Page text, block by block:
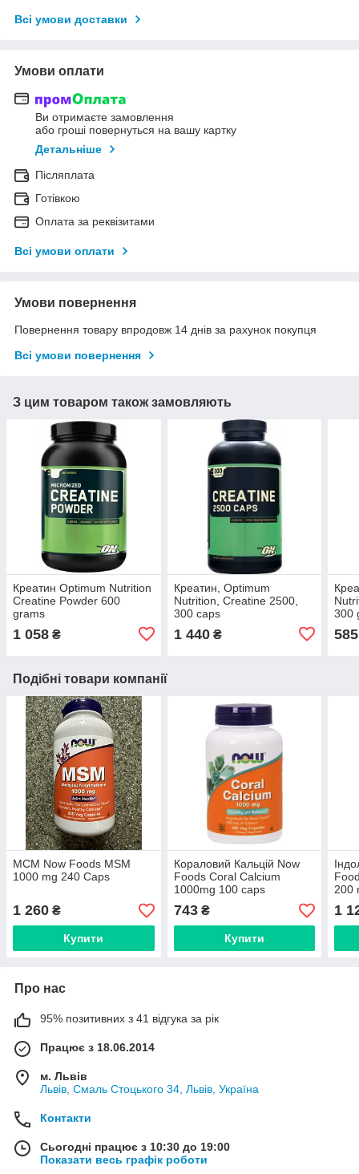
Всі умови доставки
Умови оплати
Ви отримаєте замовлення
або гроші повернуться на вашу картку
Детальніше
Післяплата
Готівкою
Оплата за реквізитами
Всі умови оплати
Умови повернення
Повернення товару впродовж 14 днів за рахунок покупця
Всі умови повернення
З цим товаром також замовляють
Креатин Optimum Nutrition
Creatine Powder 600
grams
1 058 ₴
Креатин, Optimum
Nutrition, Creatine 2500,
300 caps
1 440₴
300
585
Подібні товари компанії
МСМ Now Foods MSM
1000 mg 240 Caps
1 260 ₴
Купити
Кораловий Кальцій Now
Foods Coral Calcium
1000mg 100 caps
743₴
Купити
200
1
Про нас
95% позитивних з 41 відгука за рік
Працює з 18.06.2014
м. Львів
Львів, Смаль Стоцького 34, Львів, Україна
Контакти
Сьогодні працює з 10:30 до 19:00
Показати весь графік роботи